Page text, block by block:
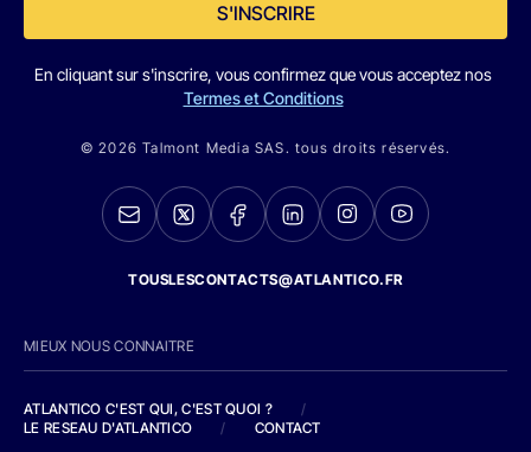
S'INSCRIRE
En cliquant sur s'inscrire, vous confirmez que vous acceptez nos
Termes et Conditions
© 2026 Talmont Media SAS. tous droits réservés.
TOUSLESCONTACTS@ATLANTICO.FR
MIEUX NOUS CONNAITRE
ATLANTICO C'EST QUI, C'EST QUOI ?
/
LE RESEAU D'ATLANTICO
/ CONTACT